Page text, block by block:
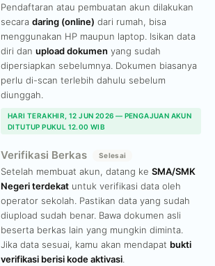
Pendaftaran atau pembuatan akun dilakukan
secara daring (online) dari rumah, bisa
menggunakan HP maupun laptop. Isikan data
diri dan upload dokumen yang sudah
dipersiapkan sebelumnya. Dokumen biasanya
perlu di-scan terlebih dahulu sebelum
diunggah.
HARI TERAKHIR, 12 JUN 2026 — PENGAJUAN AKUN
DITUTUP PUKUL 12.00 WIB
Verifikasi Berkas Selesai
Setelah membuat akun, datang ke SMA/SMK
Negeri terdekat untuk verifikasi data oleh
operator sekolah. Pastikan data yang sudah
diupload sudah benar. Bawa dokumen asli
beserta berkas lain yang mungkin diminta.
Jika data sesuai, kamu akan mendapat bukti
verifikasi berisi kode aktivasi.